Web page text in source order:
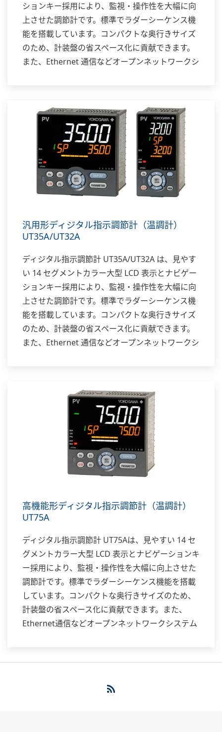
ションキー採用により、監視・操作性を大幅に向
上させた調節計です。標準でラダーシーケンス機
能を搭載しています。コンパクトな奥行きサイズ
のため、計装盤の省スペース化に貢献できます。
また、Ethernet 通信などオープンネットワークシ
汎用形ディジタル指示調節計（温調計）
UT35A/UT32A
ディジタル指示調節計 UT35A/UT32A は、見やす
い 14 セグメントカラー大型 LCD 表示とナビゲー
ションキー採用により、監視・操作性を大幅に向
上させた調節計です。標準でラダーシーケンス機
能を搭載しています。コンパクトな奥行きサイズ
のため、計装盤の省スペース化に貢献できます。
また、Ethernet 通信などオープンネットワークシ
高機能形ディジタル指示調節計（温調計）
UT75A
ディジタル指示調節計 UT75Aは、見やすい 14 セ
グメントカラー大型 LCD 表示とナビゲーションキ
ー採用により、監視・操作性を大幅に向上させた
調節計です。標準でラダーシーケンス機能を搭載
しています。コンパクトな奥行きサイズのため、
計装盤の省スペース化に貢献できます。また、
Ethernet通信などオープンネットワークシステム